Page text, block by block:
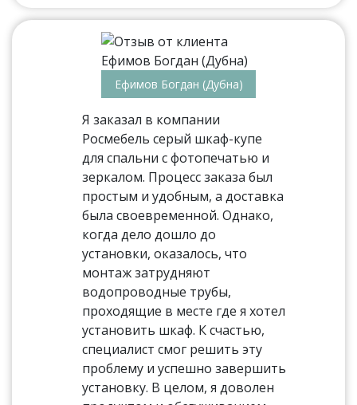
Ефимов Богдан (Дубна)
Я заказал в компании
Росмебель серый шкаф-купе
для спальни с фотопечатью и
зеркалом. Процесс заказа был
простым и удобным, а доставка
была своевременной. Однако,
когда дело дошло до
установки, оказалось, что
монтаж затрудняют
водопроводные трубы,
проходящие в месте где я хотел
установить шкаф. К счастью,
специалист смог решить эту
проблему и успешно завершить
установку. В целом, я доволен